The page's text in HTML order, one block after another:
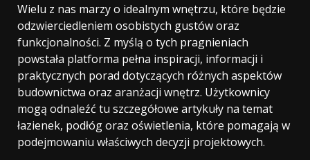
Wielu z nas marzy o idealnym wnętrzu, które będzie
odzwierciedleniem osobistych gustów oraz
funkcjonalności. Z myślą o tych pragnieniach
powstała platforma pełna inspiracji, informacji i
praktycznych porad dotyczących różnych aspektów
budownictwa oraz aranżacji wnętrz. Użytkownicy
mogą odnaleźć tu szczegółowe artykuły na temat
łazienek, podłóg oraz oświetlenia, które pomagają w
podejmowaniu właściwych decyzji projektowych.